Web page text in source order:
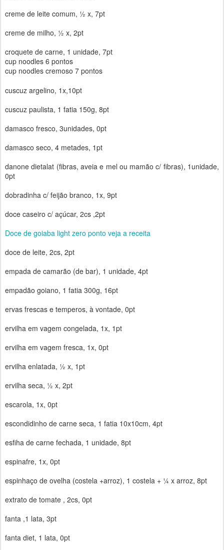
creme de leite comum, ½ x, 7pt
creme de milho, ½ x, 2pt
croquete de carne, 1 unidade, 7pt
cup noodles 6 pontos
cup noodles cremoso 7 pontos
cuscuz argelino, 1x,10pt
cuscuz paulista, 1 fatia 150g, 8pt
damasco fresco, 3unidades, 0pt
damasco seco, 4 metades, 1pt
danone dietalat (fibras, aveia e mel ou mamão c/ fibras), 1unidade,
0pt
dobradinha c/ feijão branco, 1x, 9pt
doce caseiro c/ açúcar, 2cs ,2pt
Doce de goiaba light zero ponto veja a receita
doce de leite, 2cs, 2pt
empada de camarão (de bar), 1 unidade, 4pt
empadão goiano, 1 fatia 300g, 16pt
ervas frescas e temperos, à vontade, 0pt
ervilha em vagem congelada, 1x, 1pt
ervilha em vagem fresca, 1x, 0pt
ervilha enlatada, ½ x, 1pt
ervilha seca, ½ x, 2pt
escarola, 1x, 0pt
escondidinho de carne seca, 1 fatia 10x10cm, 4pt
esfiha de carne fechada, 1 unidade, 8pt
espinafre, 1x, 0pt
espinhaço de ovelha (costela +arroz), 1 costela + ¼ x arroz, 8pt
extrato de tomate , 2cs, 0pt
fanta ,1 lata, 3pt
fanta diet, 1 lata, 0pt